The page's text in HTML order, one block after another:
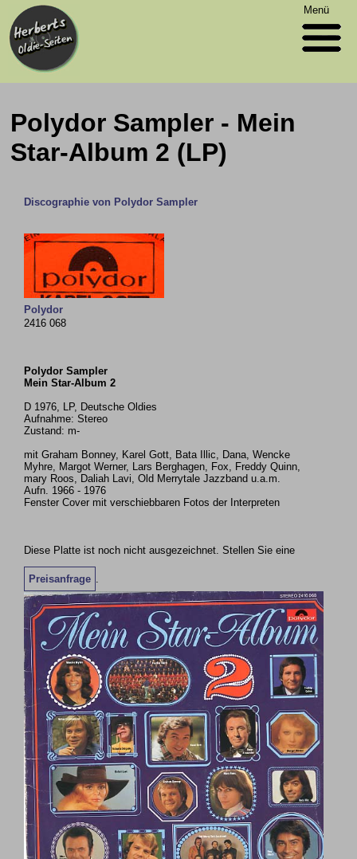
Menü
Polydor Sampler - Mein
Star-Album 2 (LP)
Discographie von Polydor Sampler
Polydor
2416 068
Polydor Sampler
Mein Star-Album 2
D 1976, LP, Deutsche Oldies
Aufnahme: Stereo
Zustand: m-
mit Graham Bonney, Karel Gott, Bata Illic, Dana, Wencke
Myhre, Margot Werner, Lars Berghagen, Fox, Freddy Quinn,
mary Roos, Daliah Lavi, Old Merrytale Jazzband u.a.m.
Aufn. 1966 - 1976
Fenster Cover mit verschiebbaren Fotos der Interpreten
Diese Platte ist noch nicht ausgezeichnet. Stellen Sie eine
Preisanfrage